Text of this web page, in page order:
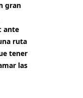
gran
ante
ruta
tener
las